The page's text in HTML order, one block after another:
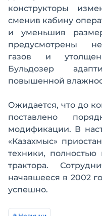
конструкторы
сменив кабину
и уменьшив
предусмотрены
газов и
Бульдозер
повышенной
Ожидается, что до
поставлено
модификации. В
«Казахмыс»
техники, полностью
трактора.
начавшееся в 2002
успешно.